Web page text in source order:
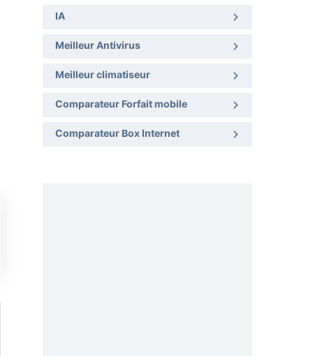
IA
Meilleur Antivirus
Meilleur climatiseur
Comparateur Forfait mobile
Comparateur Box Internet